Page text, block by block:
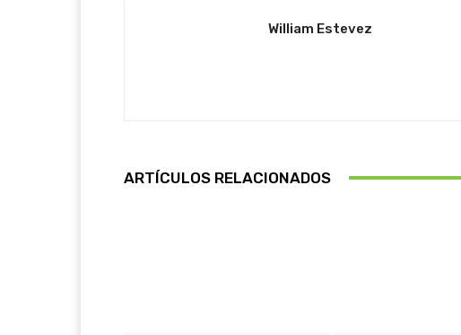
William Estevez
ARTÍCULOS RELACIONADOS